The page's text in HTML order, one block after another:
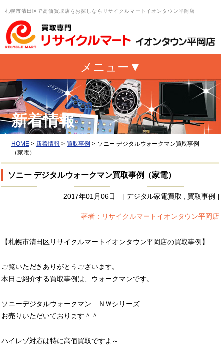
札幌市清田区で高価買取店をお探しならリサイクルマートイオンタウン平岡店
新着情報
HOME > 新着情報 > 買取事例 > ソニー デジタルウォークマン買取事例
（家電）
ソニー デジタルウォークマン買取事例（家電）
2017年01月06日 [ デジタル家電買取 , 買取事例 ]
著者：リサイクルマートイオンタウン平岡店
【札幌市清田区リサイクルマートイオンタウン平岡店の買取事例】
ご覧いただきありがとうございます。
本日ご紹介する買取事例は、ウォークマンです。
ソニーデジタルウォークマン ＮＷシリーズ
お売りいただいております＾＾
ハイレゾ対応は特に高価買取ですよ～